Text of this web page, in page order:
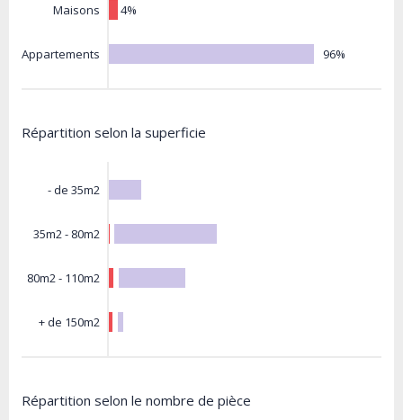
Maisons
Appartements
4%
96%
Répartition selon la superficie
- de 35m2
35m2 - 80m2
80m2 - 110m2
+ de 150m2
Répartition selon le nombre de pièce